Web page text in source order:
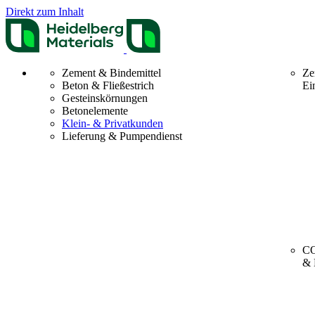
Direkt zum Inhalt
Zement & Bindemittel
Beton & Fließestrich
Gesteinskörnungen
Betonelemente
Klein- & Privatkunden
Lieferung & Pumpendienst
&